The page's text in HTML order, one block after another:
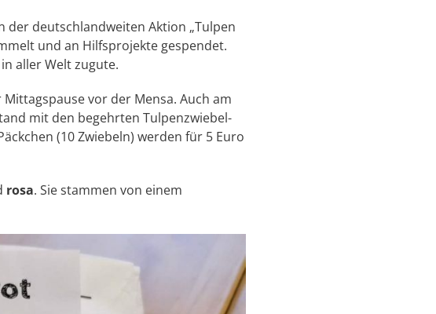
der deutschlandweiten Aktion „Tulpen
und an Hilfsprojekte gespendet.
aller Welt zugute.
Mittagspause vor der Mensa. Auch am
mit den begehrten Tulpenzwiebel-
(10 Zwiebeln) werden für 5 Euro
rosa. Sie stammen von einem